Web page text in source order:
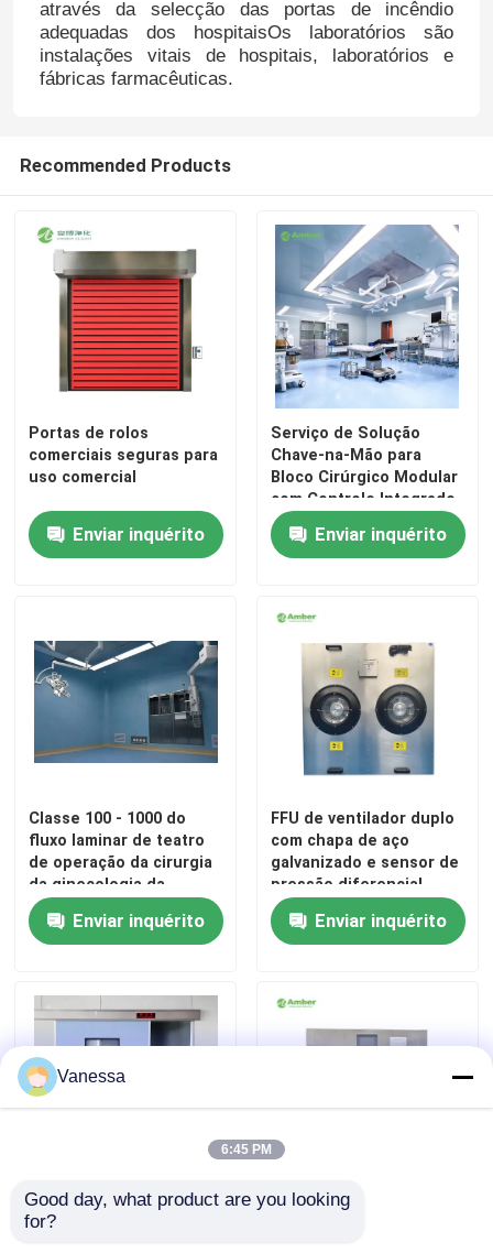
Notícia
Quarto desinfetado modular
Porta automática do hospital
mesa de operação cirúrgica
pingente de teto médico
Luz cirúrgica do diodo emissor de luz
Bloco Operatório do Hospital
Porta farmacêutica do quarto desinfetado
Painéis de sanduíche da parede
chuveiro de ar de aço inoxidável
Caixa de passagem de aço inoxidável
Unidade de filtro do ventilador
Dissipador de aço inoxidável médico
Armário médico de aço inoxidável
ar que segura a unidade
através da selecção das portas de incêndio
adequadas dos hospitaisOs laboratórios são
instalações vitais de hospitais, laboratórios e
fábricas farmacêuticas.
Recommended Products
Portas de rolos
comerciais seguras para
uso comercial
Enviar inquérito
Serviço de Solução
Chave-na-Mão para
Bloco Cirúrgico Modular
com Controle Integrado
PLC
Enviar inquérito
Classe 100 - 1000 do
fluxo laminar de teatro
de operação da cirurgia
da ginecologia da
ortopedia
Enviar inquérito
FFU de ventilador duplo
com chapa de aço
galvanizado e sensor de
pressão diferencial
Enviar inquérito
Fora do material de aço
inoxidável das portas
Caixa de passagem de
Vanessa
6:45 PM
Good day, what product are you looking
for?